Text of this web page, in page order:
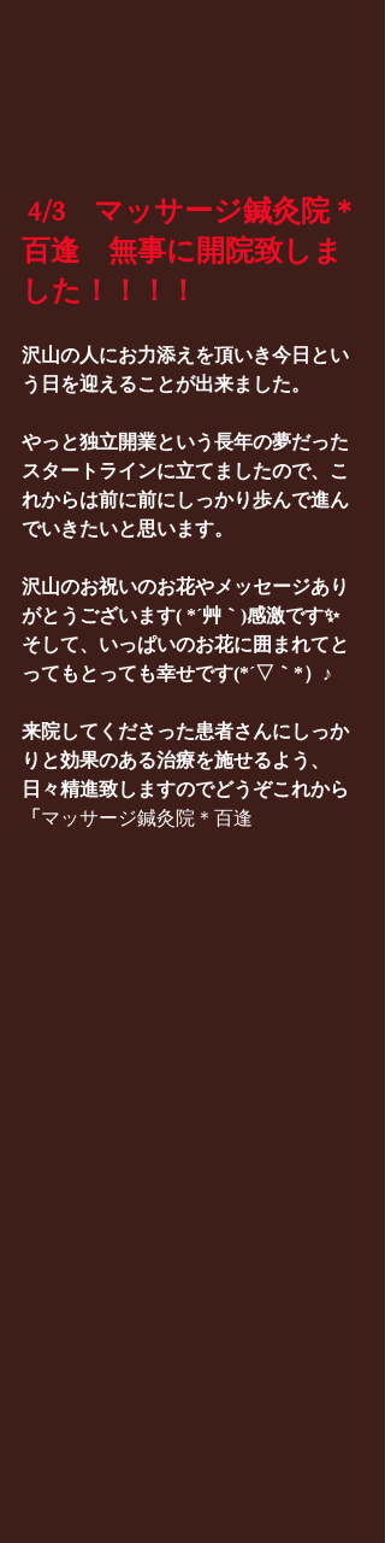
百逢　無事に開院致しま
した！！！！
沢山の人にお力添えを頂いき今日とい
う日を迎えることが出来ました。
やっと独立開業という長年の夢だった
スタートラインに立てましたので、こ
れからは前に前にしっかり歩んで進ん
でいきたいと思います。
沢山のお祝いのお花やメッセージあり
がとうございます( *´艸｀)感激です✨
そして、いっぱいのお花に囲まれてと
ってもとっても幸せです(*´▽｀*）♪
来院してくださった患者さんにしっか
りと効果のある治療を施せるよう、
日々精進致しますのでどうぞこれから
「 マッサージ鍼灸院＊百逢